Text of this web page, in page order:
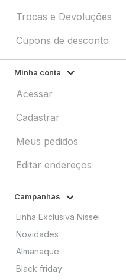
Trocas e Devoluções
Cupons de desconto
Minha conta
Acessar
Cadastrar
Meus pedidos
Editar endereços
Campanhas
Linha Exclusiva Nissei
Novidades
Almanaque
Black friday